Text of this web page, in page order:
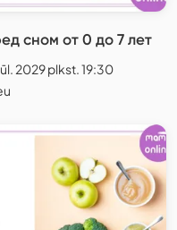
сном от 0 до 7 лет
2029 plkst. 19:30